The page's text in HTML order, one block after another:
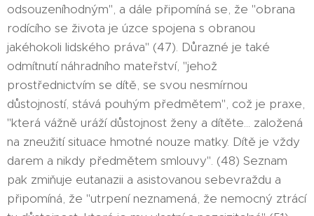
odsouzeníhodným", a dále připomíná se, že "obrana
rodícího se života je úzce spojena s obranou
jakéhokoli lidského práva" (47). Důrazné je také
odmítnutí náhradního mateřství, "jehož
prostřednictvím se dítě, se svou nesmírnou
důstojností, stává pouhým předmětem", což je praxe,
"která vážně uráží důstojnost ženy a dítěte... založená
na zneužití situace hmotné nouze matky. Dítě je vždy
darem a nikdy předmětem smlouvy". (48) Seznam
pak zmiňuje eutanazii a asistovanou sebevraždu a
připomíná, že "utrpení neznamená, že nemocný ztrácí